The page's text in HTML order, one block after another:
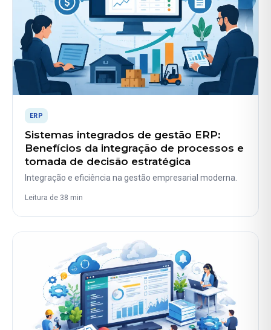
ERP
Sistemas integrados de gestão ERP:
Benefícios da integração de processos e
tomada de decisão estratégica
Integração e eficiência na gestão empresarial moderna.
Leitura de 38 min